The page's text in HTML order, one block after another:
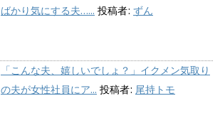
ばかり気にする夫…... 投稿者: ずん
「こんな夫、嬉しいでしょ？」イクメン気取り
の夫が女性社員にア... 投稿者: 尾持トモ